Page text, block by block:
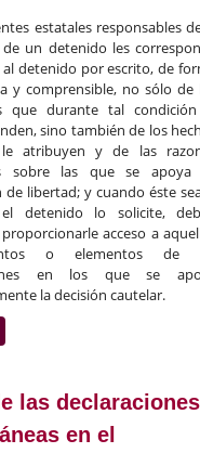
estatales responsables
un detenido les
detenido por escrito, de
y comprensible, no sólo de
que durante tal
sino también de los
atribuyen y de las
sobre las que se apoya
de libertad; y cuando éste
detenido lo solicite,
acceso a
o elementos de
en los que se
la decisión cautelar.
las declaraciones
en el